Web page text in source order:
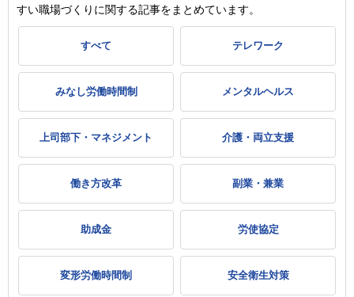
すい職場づくりに関する記事をまとめています。
すべて テレワーク
みなし労働時間制 メンタルヘルス
上司部下・マネジメント 介護・両立支援
働き方改革 副業・兼業
助成金 労使協定
変形労働時間制 安全衛生対策